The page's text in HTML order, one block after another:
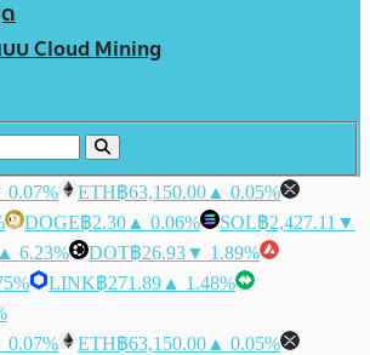
บ Cloud Mining
0.07% ETH฿63,150.00 ▲ 0.05%
DOGE฿2.30 ▲ 0.06% SOL฿2,427.11 ▼
▲ 6.23% DOT฿26.93▼ 1.89%
LINK฿271.89 ▲ 1.48%
0.07% ETH฿63,150.00 ▲ 0.05%